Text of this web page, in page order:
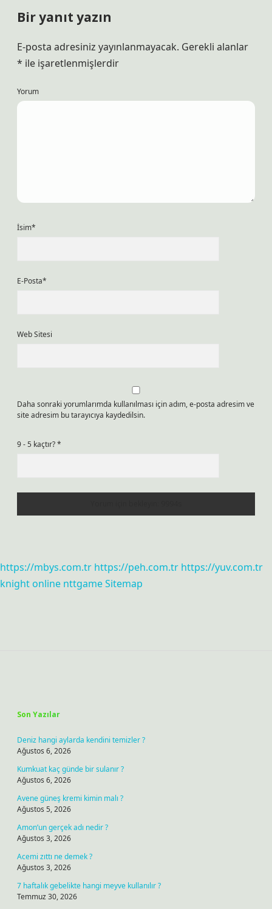
Bir yanıt yazın
E-posta adresiniz yayınlanmayacak. Gerekli alanlar
* ile işaretlenmişlerdir
Yorum
İsim*
E-Posta*
Web Sitesi
Daha sonraki yorumlarımda kullanılması için adım, e-posta adresim ve
site adresim bu tarayıcıya kaydedilsin.
9 - 5 kaçtır?*
https://mbys.com.tr https://peh.com.tr https://yuv.com.tr
knight online nttgameSitemap
Son Yazılar
Deniz hangi aylarda kendini temizler ?
Ağustos 6, 2026
Kumkuat kaç günde bir sulanır ?
Ağustos 6, 2026
Avene güneş kremi kimin malı ?
Ağustos 5, 2026
Amon’un gerçek adı nedir ?
Ağustos 3, 2026
Acemi zıttı ne demek ?
Ağustos 3, 2026
7 haftalık gebelikte hangi meyve kullanılır ?
Temmuz 30, 2026